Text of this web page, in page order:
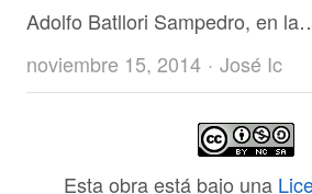
Adolfo Batllori Sampedro, en
noviembre 15, 2014
Author
José Ic
Esta obra está bajo una